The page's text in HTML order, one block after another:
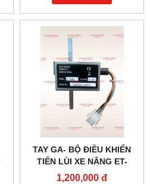
TAY GA- BỘ ĐIỀU KHIỂN
TIẾN LÙI XE NÂNG ET-
166MCU 24V-48V
1,200,000 đ